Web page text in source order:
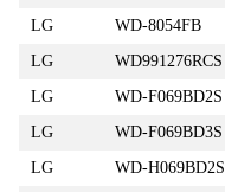
LG
WD-8054FB
LG
WD991276RCS
LG
WD-F069BD2S
LG
WD-F069BD3S
LG
WD-H069BD2S